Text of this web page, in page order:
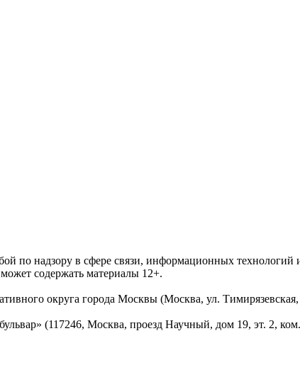
по надзору в сфере связи, информационных
содержать материалы 12+.
округа города Москвы (Москва, ул.
(117246, Москва, проезд Научный, дом 19, эт. 2,